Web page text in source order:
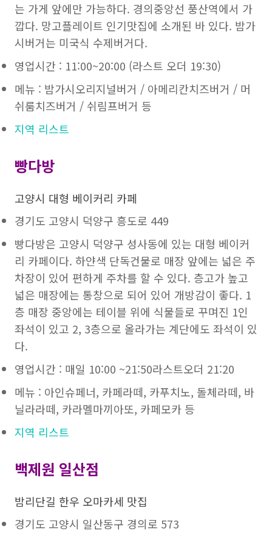
는 가게 앞에만 가능하다. 경의중앙선 풍산역에서 가
깝다. 망고플레이트 인기맛집에 소개된 바 있다. 밤가
시버거는 미국식 수제버거다.
영업시간 : 11:00~20:00 (라스트 오더 19:30)
메뉴 : 밤가시오리지널버거 / 아메리칸치즈버거 / 머
쉬룸치즈버거 / 쉬림프버거 등
지역 리스트
빵다방
고양시 대형 베이커리 카페
경기도 고양시 덕양구 흥도로 449
빵다방은 고양시 덕양구 성사동에 있는 대형 베이커
리 카페이다. 하얀색 단독건물로 매장 앞에는 넓은 주
차장이 있어 편하게 주차를 할 수 있다. 층고가 높고
넓은 매장에는 통창으로 되어 있어 개방감이 좋다. 1
층 매장 중앙에는 테이블 위에 식물들로 꾸며진 1인
좌석이 있고 2, 3층으로 올라가는 계단에도 좌석이 있
다.
영업시간 : 매일 10:00 ~21:50라스트오더 21:20
메뉴 : 아인슈페너, 카페라떼, 카푸치노, 돌체라떼, 바
닐라라떼, 카라멜마끼아또, 카페모카 등
지역 리스트
백제원 일산점
밤리단길 한우 오마카세 맛집
경기도 고양시 일산동구 경의로 573